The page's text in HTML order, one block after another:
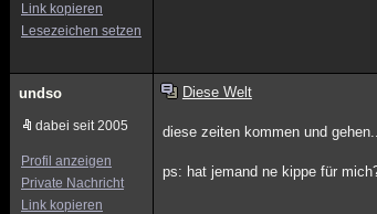
Link kopieren
Lesezeichen setzen
undso
dabei seit 2005
Profil anzeigen
Private Nachricht
Link kopieren
Diese Welt
diese zeiten kommen und
ps: hat jemand ne kippe für